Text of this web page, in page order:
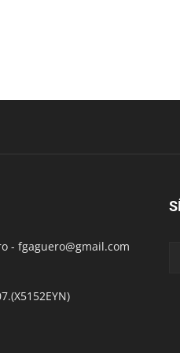
- fgaguero@gmail.com